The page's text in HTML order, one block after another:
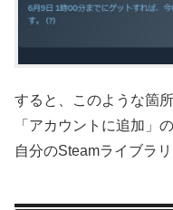
すると、このような箇
「アカウントに追加」
自分のSteamライブラ